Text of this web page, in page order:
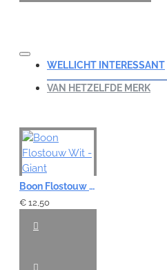
WELLICHT INTERESSANT
VAN HETZELFDE MERK
Boon Flostouw Wit - Giant
€ 12,50